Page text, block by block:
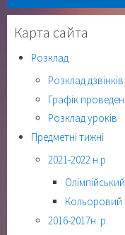
Карта сайта
Розклад
Розклад дзвінків
Графік
Розклад уроків
Предметні тижні
2021-2022 н.р.
Кольоровий
2016-2017н. р.